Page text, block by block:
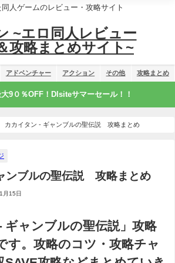
人ゲームのレビュー・攻略サイト
~エロ同人レビュー
攻略まとめサイト~
アドベンチャー アクション その他 攻略まとめ
9０％OFF！Dlsiteサマーセール！！
カカイタン - ギャンブルの聖伝説 攻略まとめ
ンブルの聖伝説 攻略まとめ
月15日
ギャンブルの聖伝説」攻略
す。攻略のコツ・攻略チャ